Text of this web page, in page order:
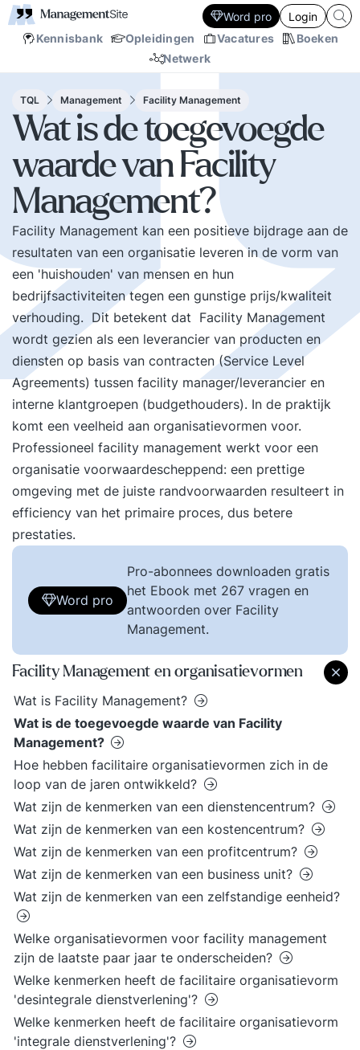
Kennisbank Opleidingen Vacatures
Boeken
Netwerk
Word pro Login
TQL Management Facility Management
Wat is de toegevoegde
waarde van Facility
Management?
Facility Management kan een positieve bijdrage aan de
resultaten van een organisatie leveren in de vorm van
een 'huishouden' van mensen en hun
bedrijfsactiviteiten tegen een gunstige prijs/kwaliteit
verhouding. Dit betekent dat Facility Management
wordt gezien als een leverancier van producten en
diensten op basis van contracten (Service Level
Agreements) tussen facility manager/leverancier en
interne klantgroepen (budgethouders). In de praktijk
komt een veelheid aan organisatievormen voor.
Professioneel facility management werkt voor een
organisatie voorwaardescheppend: een prettige
omgeving met de juiste randvoorwaarden resulteert in
efficiency van het primaire proces, dus betere
prestaties.
Word pro
Pro-abonnees downloaden gratis
het Ebook met 267 vragen en
antwoorden over Facility
Management.
Facility Management en organisatievormen
Wat is Facility Management?
Wat is de toegevoegde waarde van Facility
Management?
Hoe hebben facilitaire organisatievormen zich in de
loop van de jaren ontwikkeld?
Wat zijn de kenmerken van een dienstencentrum?
Wat zijn de kenmerken van een kostencentrum?
Wat zijn de kenmerken van een profitcentrum?
Wat zijn de kenmerken van een business unit?
Wat zijn de kenmerken van een zelfstandige eenheid?
Welke organisatievormen voor facility management
zijn de laatste paar jaar te onderscheiden?
Welke kenmerken heeft de facilitaire organisatievorm
'desintegrale dienstverlening'?
Welke kenmerken heeft de facilitaire organisatievorm
'integrale dienstverlening'?